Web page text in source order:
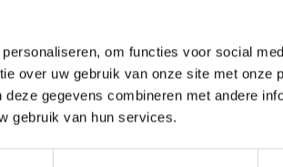
om functies voor social
over uw gebruik van onze site met onze
gegevens combineren met andere
gebruik van hun services.
gelijk een afspraak